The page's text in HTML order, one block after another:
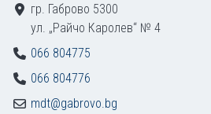
гр. Габрово 5300
ул. „Райчо Каролев“ № 4
066 804775
066 804776
mdt@gabrovo.bg